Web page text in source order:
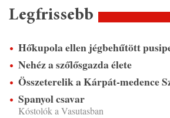
Legfrissebb
Hőkupola ellen jégbehűtött
Nehéz a szőlősgazda élete
Összeterelik a Kárpát-medence
Spanyol csavar
Kóstolók a Vasutasban